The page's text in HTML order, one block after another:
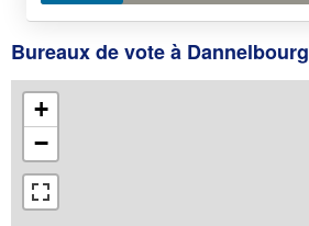
Bureaux de vote à Dannelbourg
+
−